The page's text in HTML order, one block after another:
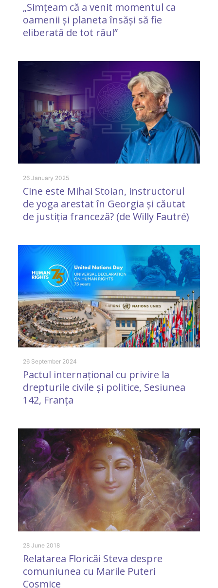
„Simțeam că a venit momentul ca
oamenii și planeta însăși să fie
eliberată de tot răul”
26 January 2025
Cine este Mihai Stoian, instructorul
de yoga arestat în Georgia și căutat
de justiția franceză? (de Willy Fautré)
26 September 2024
Pactul internațional cu privire la
drepturile civile și politice, Sesiunea
142, Franța
28 June 2018
Relatarea Floricăi Steva despre
comuniunea cu Marile Puteri
Cosmice